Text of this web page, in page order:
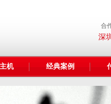
合
深
机 经典案例